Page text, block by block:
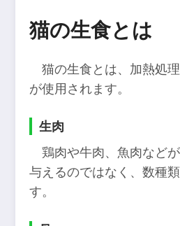
猫の生食とは
猫の生食とは、加熱処
が使用されます。
生肉
鶏肉や牛肉、魚肉など
与えるのではなく、数種
す。